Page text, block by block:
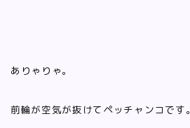
ありゃりゃ。
前輪が空気が抜けてペッチャンコです。